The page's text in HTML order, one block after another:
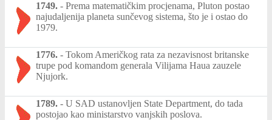
1749. - Prema matematičkim procjenama, Pluton postao
najudaljenija planeta sunčevog sistema, što je i ostao do
1979.
1776. - Tokom Američkog rata za nezavisnost britanske
trupe pod komandom generala Vilijama Haua zauzele
Njujork.
1789. - U SAD ustanovljen State Department, do tada
postojao kao ministarstvo vanjskih poslova.